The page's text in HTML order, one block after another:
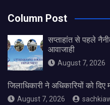
Column Post
सप्ताहांत से पहले
आवाजाही
August 7, 2026
जिलाधिकारी ने अधिकारियों को
August 7, 2026